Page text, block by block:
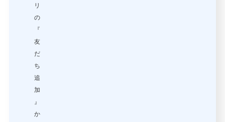
リ
の
『
友
だ
ち
追
加
』
か